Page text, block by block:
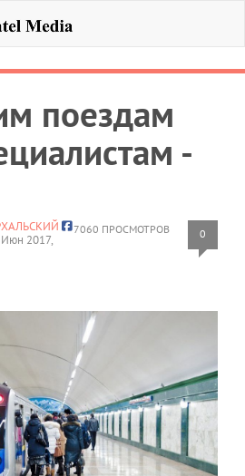
поездам
-
7060 ПРОСМОТРОВ 0
Июн 2017,